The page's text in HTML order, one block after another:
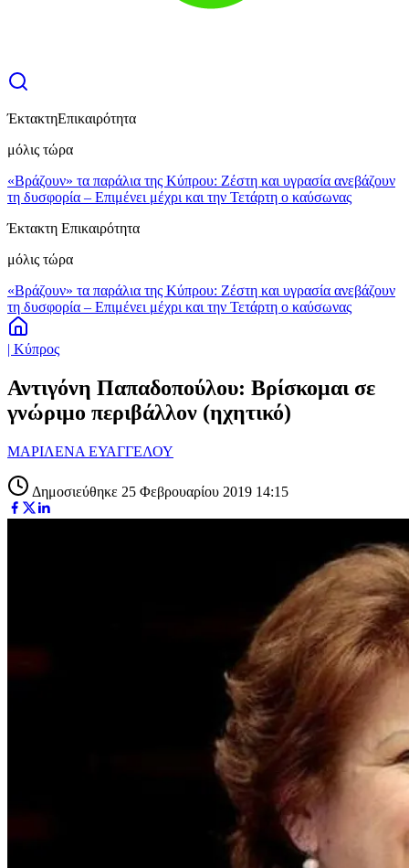
ΈκτακτηΕπικαιρότητα
μόλις τώρα
«Βράζουν» τα παράλια της Κύπρου: Ζέστη και υγρασία ανεβάζουν
τη δυσφορία – Επιμένει μέχρι και την Τετάρτη ο καύσωνας
Έκτακτη Επικαιρότητα
μόλις τώρα
«Βράζουν» τα παράλια της Κύπρου: Ζέστη και υγρασία ανεβάζουν
τη δυσφορία – Επιμένει μέχρι και την Τετάρτη ο καύσωνας
| Κύπρος
Αντιγόνη Παπαδοπούλου: Βρίσκομαι σε
γνώριμο περιβάλλον (ηχητικό)
ΜΑΡΙΛΕΝΑ ΕΥΑΓΓΕΛΟΥ
Δημοσιεύθηκε 25 Φεβρουαρίου 2019 14:15